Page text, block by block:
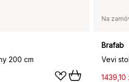
200 cm
Na
Brafab
Vevi
1439,10